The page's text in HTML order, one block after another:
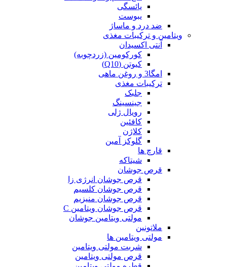
یائسگی
یبوست
ضد درد و ماساژ
ویتامین و ترکیبات مغذی
آنتی اکسیدان
کورکومین (زردچوبه)
کیوتن (Q10)
امگا3 و روغن ماهی
ترکیبات مغذی
جلبک
جینسینگ
رویال ژلی
کافئین
کلاژن
گلوکز آمین
قارچ ها
شیتاکه
قرص جوشان
قرص جوشان انرژی زا
قرص جوشان کلسیم
قرص جوشان منیزیم
قرص جوشان ویتامین C
مولتی ویتامین جوشان
ملاتونین
مولتی ویتامین ها
شربت مولتی ویتامین
قرص مولتی ویتامین